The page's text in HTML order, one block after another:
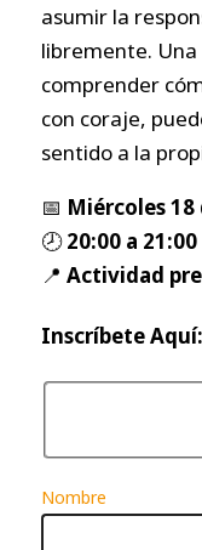
asumir la
libremente. Una
comprender
con coraje,
sentido a la
📅 Miércoles
🕗20:00 a
📍Actividad
Inscríbete Aquí:
Nombre